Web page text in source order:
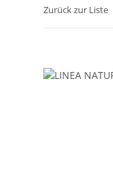
Zurück zur Liste